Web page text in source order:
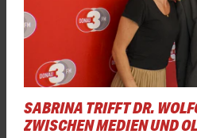
SABRINA TRIFFT DR.
WISCHEN MEDIEN UND